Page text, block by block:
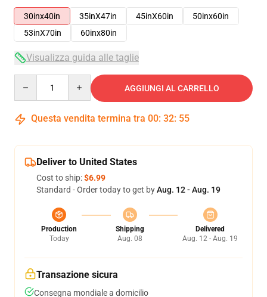
30inx40in
35inX47in 45inX60in
50inx60in
53inX70in
60inx80in
Visualizza guida alle taglie
AGGIUNGI AL CARRELLO
Questa vendita termina tra 00: 32: 54
Deliver to United States
Cost to ship:$6.99
Standard - Order today to get byAug. 12 - Aug. 19
Production
Today
Shipping
Aug. 08
Delivered
Aug. 12 - Aug. 19
Transazione sicura
Consegna mondiale a domicilio